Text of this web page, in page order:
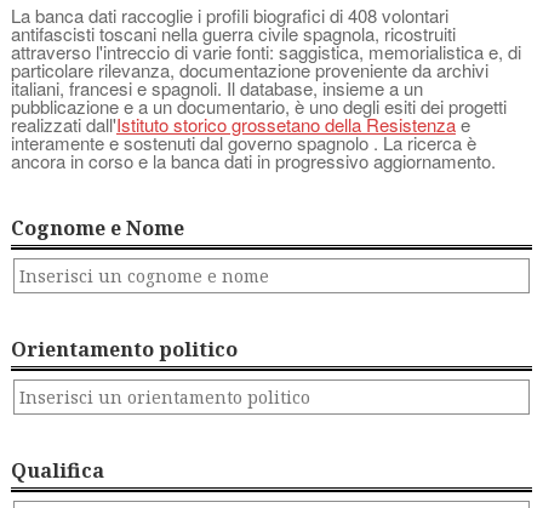
La banca dati raccoglie i profili biografici di 408 volontari
antifascisti toscani nella guerra civile spagnola, ricostruiti
attraverso l'intreccio di varie fonti: saggistica, memorialistica e, di
particolare rilevanza, documentazione proveniente da archivi
italiani, francesi e spagnoli. Il database, insieme a un
pubblicazione e a un documentario, è uno degli esiti dei progetti
realizzati dall'Istituto storico grossetano della Resistenzae
interamente e sostenuti dal governo spagnolo . La ricerca è
ancora in corso e la banca dati in progressivo aggiornamento.
Cognome e Nome
Orientamento politico
Qualifica